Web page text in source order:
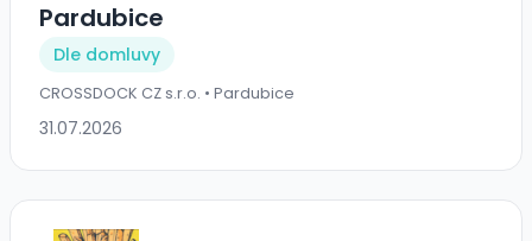
Pardubice
Dle domluvy
CROSSDOCK CZ s.r.o. • Pardubice
31.07.2026